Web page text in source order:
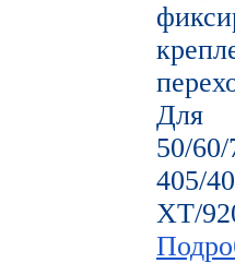
50/
405/
ХТ/